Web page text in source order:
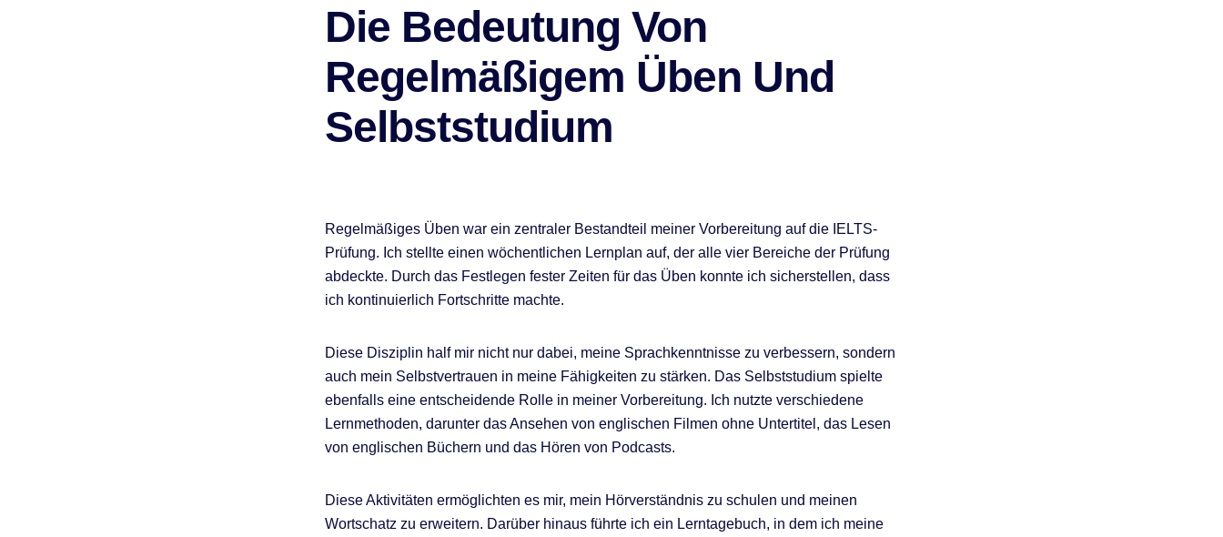
Die Bedeutung Von
Regelmäßigem Üben Und
Selbststudium
Regelmäßiges Üben war ein zentraler Bestandteil meiner Vorbereitung auf die IELTS-
Prüfung. Ich stellte einen wöchentlichen Lernplan auf, der alle vier Bereiche der Prüfung
abdeckte. Durch das Festlegen fester Zeiten für das Üben konnte ich sicherstellen, dass
ich kontinuierlich Fortschritte machte.
Diese Disziplin half mir nicht nur dabei, meine Sprachkenntnisse zu verbessern, sondern
auch mein Selbstvertrauen in meine Fähigkeiten zu stärken. Das Selbststudium spielte
ebenfalls eine entscheidende Rolle in meiner Vorbereitung. Ich nutzte verschiedene
Lernmethoden, darunter das Ansehen von englischen Filmen ohne Untertitel, das Lesen
von englischen Büchern und das Hören von Podcasts.
Diese Aktivitäten ermöglichten es mir, mein Hörverständnis zu schulen und meinen
Wortschatz zu erweitern. Darüber hinaus führte ich ein Lerntagebuch, in dem ich meine